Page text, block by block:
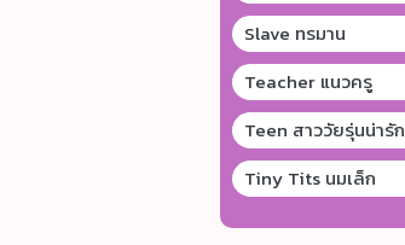
Slave ทรมาน
Teacher แนวครู
Teen สาววัยรุ่นน่ารัก
Tiny Tits นมเล็ก